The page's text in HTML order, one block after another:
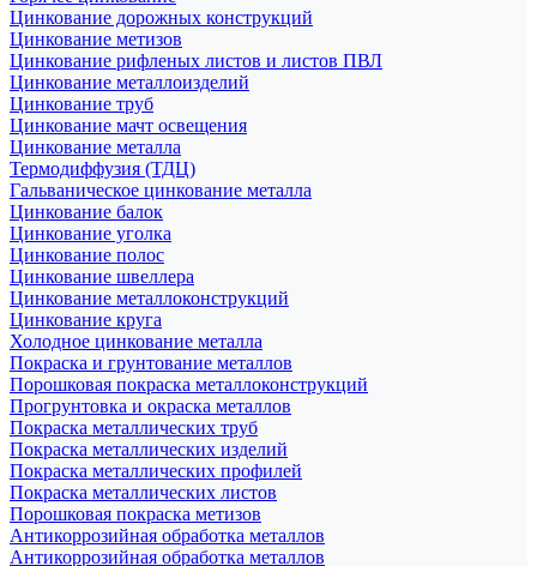
Цинкование дорожных конструкций
Цинкование метизов
Цинкование рифленых листов и листов ПВЛ
Цинкование металлоизделий
Цинкование труб
Цинкование мачт освещения
Цинкование металла
Термодиффузия (ТДЦ)
Гальваническое цинкование металла
Цинкование балок
Цинкование уголка
Цинкование полос
Цинкование швеллера
Цинкование металлоконструкций
Цинкование круга
Холодное цинкование металла
Покраска и грунтование металлов
Порошковая покраска металлоконструкций
Прогрунтовка и окраска металлов
Покраска металлических труб
Покраска металлических изделий
Покраска металлических профилей
Покраска металлических листов
Порошковая покраска метизов
Антикоррозийная обработка металлов
Антикоррозийная обработка металлов